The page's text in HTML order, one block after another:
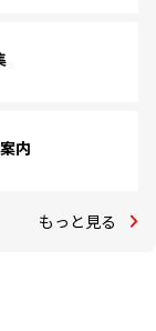
内
もっと見る